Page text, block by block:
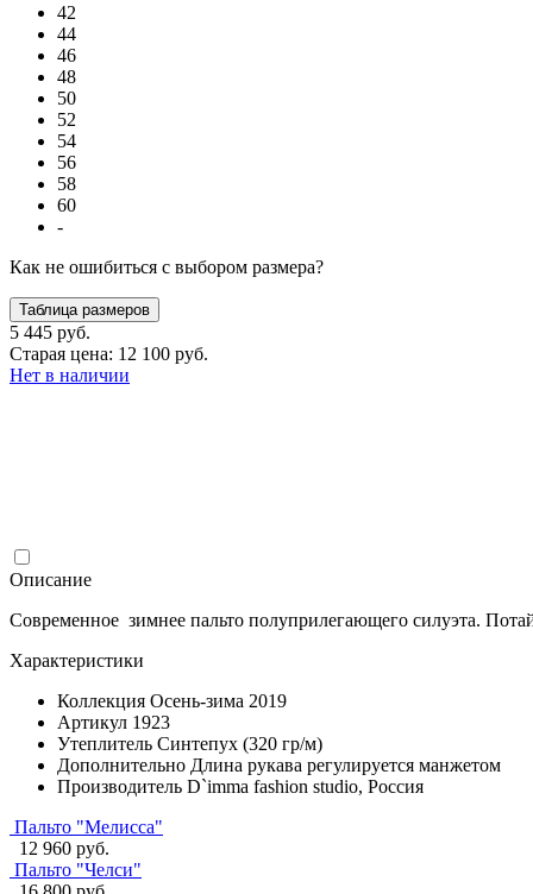
42
44
46
48
50
52
54
56
58
60
-
Как не ошибиться с выбором размера?
Таблица размеров
5 445 руб.
Старая цена: 12 100 руб.
Нет в наличии
Описание
Современное зимнее пальто полуприлегающего силуэта.
Характеристики
Коллекция Осень-зима 2019
Артикул 1923
Утеплитель Синтепух (320 гр/м)
Дополнительно Длина рукава регулируется манжетом
Производитель D`imma fashion studio, Россия
Пальто "Мелисса"
12 960 руб.
Пальто "Челси"